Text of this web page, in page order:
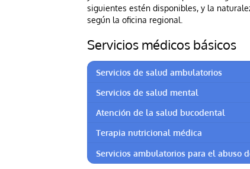
siguientes estén disponibles, y la
según la oficina regional.
Servicios médicos básicos
Servicios de salud ambulatorios
Servicios de salud mental
Atención de la salud bucodental
Terapia nutricional médica
Servicios ambulatorios para el abuso